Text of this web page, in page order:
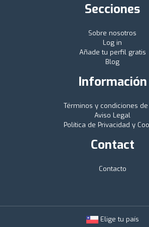
Secciones
Sobre nosotros
Log in
Añade tu perfil gratis
Blog
Información
Términos y condiciones
Aviso Legal
Política de Privacidad y
Contact
Contacto
Elige tu país